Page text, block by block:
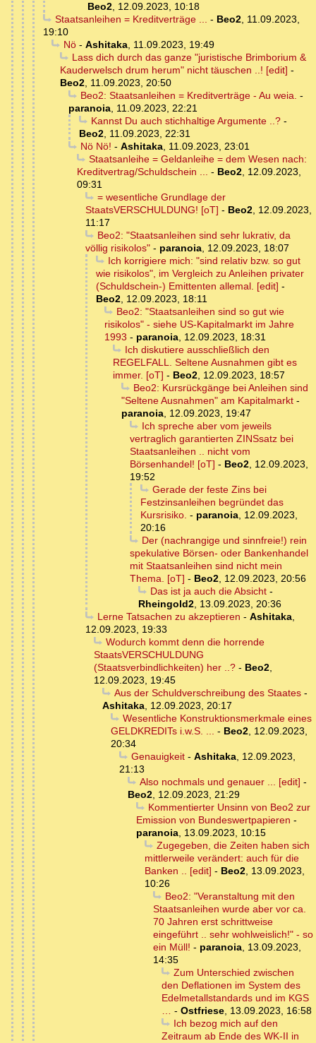
Beo2, 12.09.2023, 10:18
Staatsanleihen = Kreditverträge ... - Beo2, 11.09.2023,
19:10
Nö- Ashitaka, 11.09.2023, 19:49
Lass dich durch das ganze "juristische Brimborium &
Kauderwelsch drum herum" nicht täuschen ..! [edit] -
Beo2, 11.09.2023, 20:50
Beo2: Staatsanleihen = Kreditverträge - Au weia. -
paranoia, 11.09.2023, 22:21
Kannst Du auch stichhaltige Argumente ..?-
Beo2, 11.09.2023, 22:31
Nö Nö! - Ashitaka, 11.09.2023, 23:01
Staatsanleihe = Geldanleihe = dem Wesen nach:
Kreditvertrag/Schuldschein ... - Beo2, 12.09.2023,
09:31
= wesentliche Grundlage der
StaatsVERSCHULDUNG! [oT] - Beo2, 12.09.2023,
11:17
Beo2: "Staatsanleihen sind sehr lukrativ, da
völlig risikolos" - paranoia, 12.09.2023, 18:07
Ich korrigiere mich: "sind relativ bzw. so gut
wie risikolos", im Vergleich zu Anleihen privater
(Schuldschein-) Emittenten allemal. [edit] -
Beo2, 12.09.2023, 18:11
Beo2: "Staatsanleihen sind so gut wie
risikolos" - siehe US-Kapitalmarkt im Jahre
1993 - paranoia, 12.09.2023, 18:31
Ich diskutiere ausschließlich den
REGELFALL. Seltene Ausnahmen gibt es
immer. [oT] - Beo2, 12.09.2023, 18:57
Beo2: Kursrückgänge bei Anleihen sind
"Seltene Ausnahmen" am Kapitalmarkt -
paranoia, 12.09.2023, 19:47
Ich spreche aber vom jeweils
vertraglich garantierten ZINSsatz bei
Staatsanleihen .. nicht vom
Börsenhandel! [oT] - Beo2, 12.09.2023,
19:52
Gerade der feste Zins bei
Festzinsanleihen begründet das
Kursrisiko. - paranoia, 12.09.2023,
20:16
Der (nachrangige und sinnfreie!) rein
spekulative Börsen- oder Bankenhandel
mit Staatsanleihen sind nicht mein
Thema. [oT] - Beo2, 12.09.2023, 20:56
Das ist ja auch die Absicht-
Rheingold2, 13.09.2023, 20:36
Lerne Tatsachen zu akzeptieren - Ashitaka,
12.09.2023, 19:33
Wodurch kommt denn die horrende
StaatsVERSCHULDUNG
(Staatsverbindlichkeiten) her ..? - Beo2,
12.09.2023, 19:45
Aus der Schuldverschreibung des Staates-
Ashitaka, 12.09.2023, 20:17
Wesentliche Konstruktionsmerkmale eines
GELDKREDITs i.w.S. ... - Beo2, 12.09.2023,
20:34
Genauigkeit- Ashitaka, 12.09.2023,
21:13
Also nochmals und genauer ... [edit] -
Beo2, 12.09.2023, 21:29
Kommentierter Unsinn von Beo2 zur
Emission von Bundeswertpapieren -
paranoia, 13.09.2023, 10:15
Zugegeben, die Zeiten haben sich
mittlerweile verändert: auch für die
Banken .. [edit] - Beo2, 13.09.2023,
10:26
Beo2: "Veranstaltung mit den
Staatsanleihen wurde aber vor ca.
70 Jahren erst schrittweise
eingeführt .. sehr wohlweislich!" - so
ein Müll! - paranoia, 13.09.2023,
14:35
Zum Unterschied zwischen
den Deflationen im System des
Edelmetallstandards und im KGS
… - Ostfriese, 13.09.2023, 16:58
Ich bezog mich auf den
Zeitraum ab Ende des WK-II in